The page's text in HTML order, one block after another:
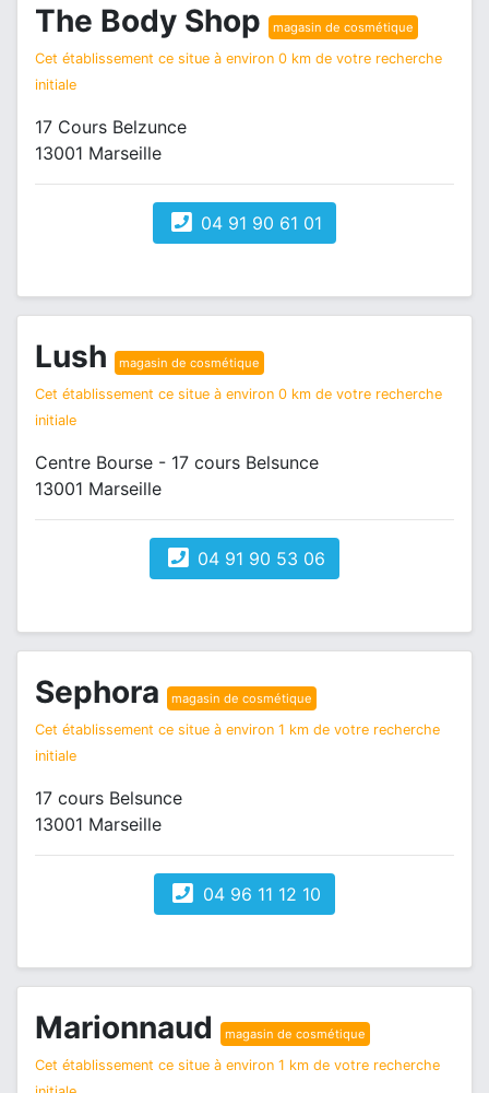
The Body Shop magasin de cosmétique
Cet établissement ce situe à environ 0 km de votre recherche
initiale
17 Cours Belzunce
13001 Marseille
04 91 90 61 01
Lush magasin de cosmétique
Cet établissement ce situe à environ 0 km de votre recherche
initiale
Centre Bourse - 17 cours Belsunce
13001 Marseille
04 91 90 53 06
Sephora magasin de cosmétique
Cet établissement ce situe à environ 1 km de votre recherche
initiale
17 cours Belsunce
13001 Marseille
04 96 11 12 10
Marionnaud magasin de cosmétique
Cet établissement ce situe à environ 1 km de votre recherche